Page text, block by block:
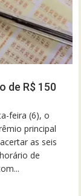
de R$ 150
feira (6), o
principal
as seis
de